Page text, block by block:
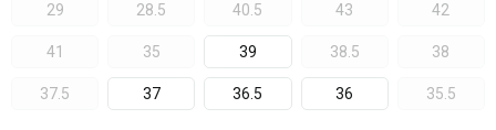
29 28.5 40.5 43 42
41 35 39 38.5 38
37.5 37 36.5 36 35.5